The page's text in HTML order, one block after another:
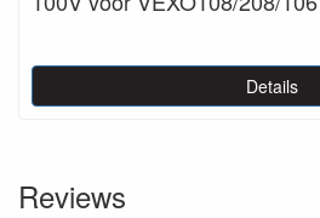
Details
Reviews